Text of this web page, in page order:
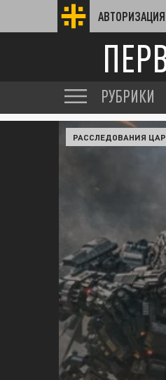
АВТОРИЗАЦИЯ
РУБРИКИ
РАССЛЕДОВАНИЯ